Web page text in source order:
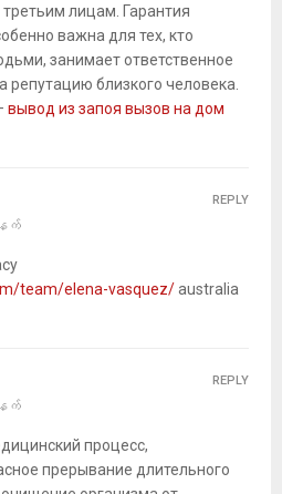
лицам. Гарантия
важна для тех, кто
занимает ответственное
репутацию близкого человека.
вывод из запоя вызов на дом
နက်
team/elena-vasquez/australia
REPLY
နက်
процесс,
прерывание длительного
REPLY